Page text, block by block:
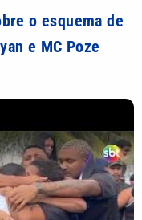
o esquema de
e MC Poze